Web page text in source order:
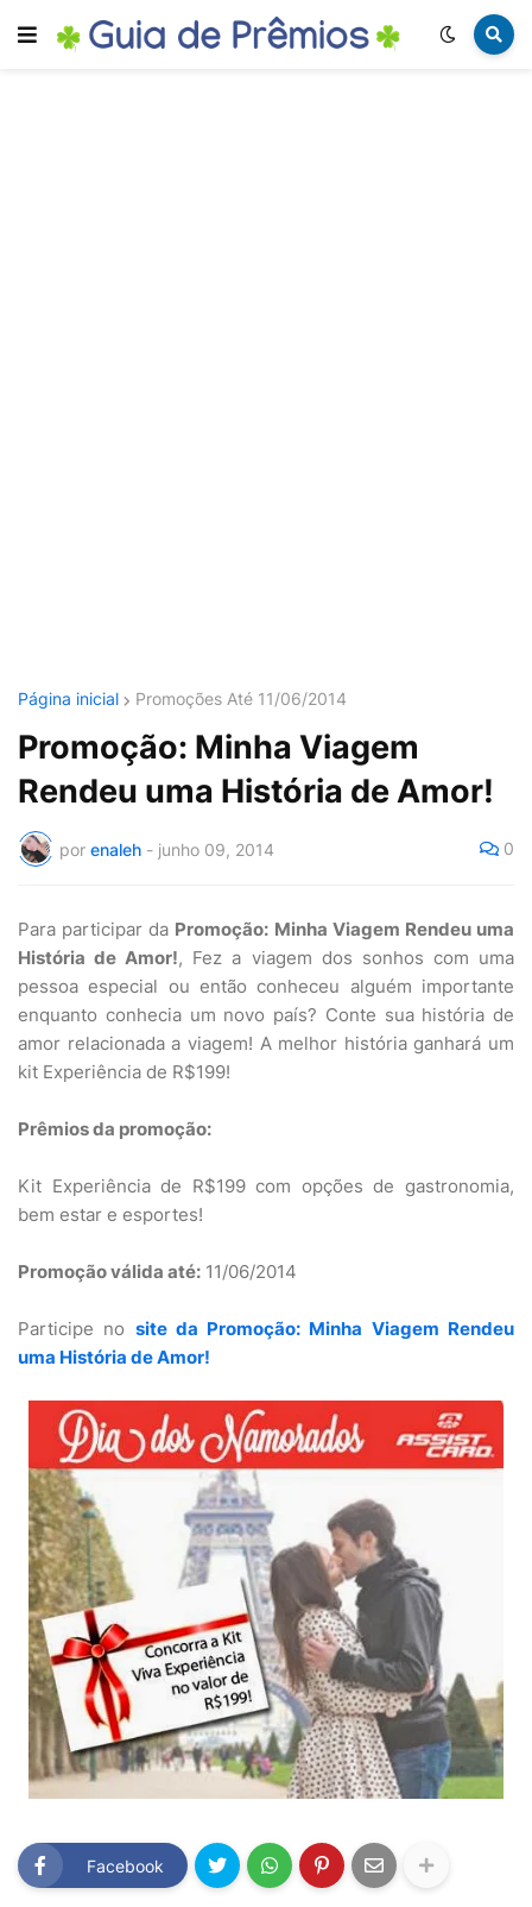
Página inicial Promoções Até 11/06/2014
Promoção: Minha Viagem
Rendeu uma História de Amor!
por enaleh - junho 09, 2014 0
Para participar da Promoção: Minha Viagem Rendeu uma
História de Amor!, Fez a viagem dos sonhos com uma
pessoa especial ou então conheceu alguém importante
enquanto conhecia um novo país? Conte sua história de
amor relacionada a viagem! A melhor história ganhará um
kit Experiência de R$199!
Prêmios da promoção:
Kit Experiência de R$199 com opções de gastronomia,
bem estar e esportes!
Promoção válida até: 11/06/2014
Participe no site da Promoção: Minha Viagem Rendeu
uma História de Amor!
Facebook